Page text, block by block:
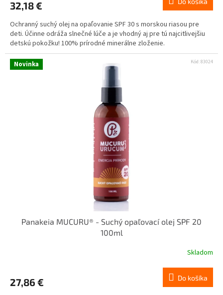
32,18 €
Ochranný suchý olej na opaľovanie SPF 30 s morskou riasou pre
deti. Účinne odráža slnečné lúče a je vhodný aj pre tú najcitlivejšiu
detskú pokožku! 100% prírodné minerálne zloženie.
Novinka
Panakeia MUCURU® - Suchý opaľovací olej SPF 20
100ml
Skladom
27,86 € Do košíka
Kód:83024